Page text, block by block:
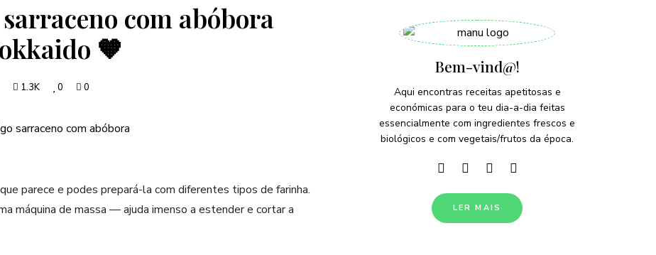
com abóbora
🧡
1.3K 0 0
parece e podes prepará-la com diferentes tipos de farinha.
máquina de massa — ajuda imenso a estender e cortar a
Bem-vind@!
Aqui encontras receitas apetitosas e
económicas para o teu dia-a-dia feitas
essencialmente com ingredientes frescos e
biológicos e com vegetais/frutos da época.
LER MAIS